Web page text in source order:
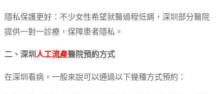
隱私保護更好：不少女性希望就醫過程低調，深圳部分醫院
提供一對一診療，保障患者隱私。
二、深圳 人工流產醫院預約方式
在深圳看病，一般來說可以通過以下幾種方式預約：